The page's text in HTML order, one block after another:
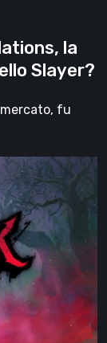
la
Slayer?
mercato, fu